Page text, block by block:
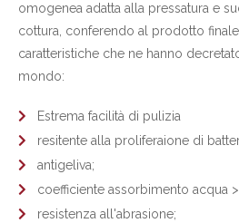
omogenea adatta alla pressatura e
cottura, conferendo al prodotto
caratteristiche che ne hanno
mondo:
Estrema facilità di pulizia
resitente alla proliferaione di
antigeliva;
coefficiente assorbimento acqua
resistenza all'abrasione;